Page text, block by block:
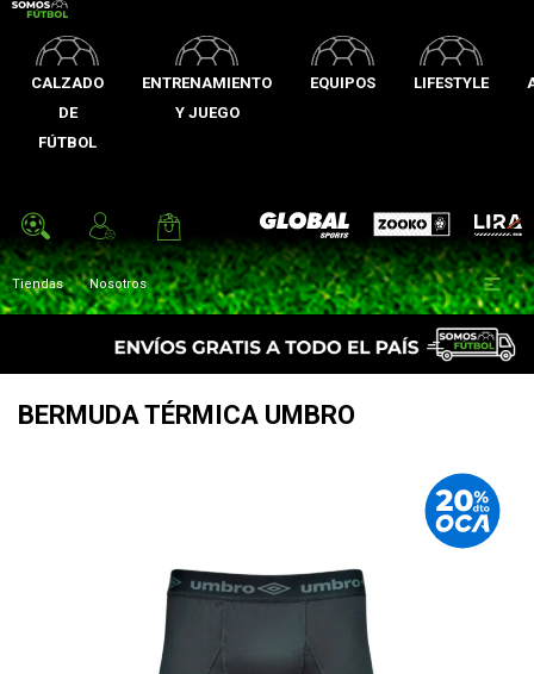
CALZADO
DE
FÚTBOL
ENTRENAMIENTO
Y JUEGO
EQUIPOS LIFESTYLE
Global Sports Zooko Lira
Tiendas Nosotros 
BERMUDA TÉRMICA UMBRO